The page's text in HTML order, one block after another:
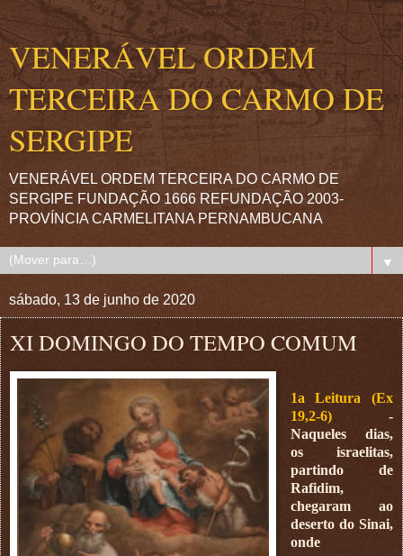
VENERÁVEL ORDEM
TERCEIRA DO CARMO DE
SERGIPE
VENERÁVEL ORDEM TERCEIRA DO CARMO DE
SERGIPE FUNDAÇÃO 1666 REFUNDAÇÃO 2003-
PROVÍNCIA CARMELITANA PERNAMBUCANA
▼
sábado, 13 de junho de 2020
XI DOMINGO DO TEMPO COMUM
1a Leitura (Ex
19,2-6) -
Naqueles dias,
os israelitas,
partindo de
Rafidim,
chegaram ao
deserto do Sinai,
onde